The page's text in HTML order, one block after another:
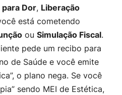
Dor, Liberação
está cometendo
ou Simulação Fiscal.
pede um recibo para
de Saúde e você emite
o plano nega. Se você
sendo MEI de Estética,